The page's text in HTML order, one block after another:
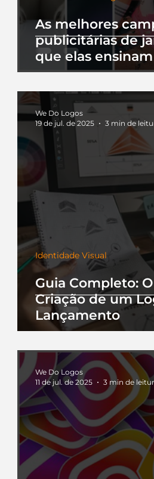
As melhores
publicitárias de
que elas
Guia Completo:
Criação de um
Lançamento
Identidade Visual
We Do Logos
19 de jul. de 2025
3 min de
We Do Logos
11 de jul. de 2025
3 min de